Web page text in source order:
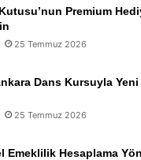
Premium
25 Temmuz 2026
Dans Kursuyla
25 Temmuz 2026
Emeklilik Hesaplama